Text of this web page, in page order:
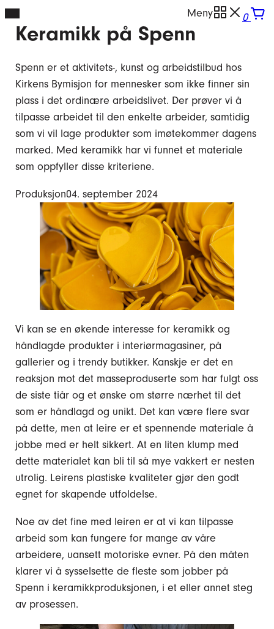
Hopp
Meny 0
Keramikk på Spenn
Spenn er et aktivitets-, kunst og arbeidstilbud hos
Kirkens Bymisjon for mennesker som ikke finner sin
plass i det ordinære arbeidslivet. Der prøver vi å
tilpasse arbeidet til den enkelte arbeider, samtidig
som vi vil lage produkter som imøtekommer dagens
marked. Med keramikk har vi funnet et materiale
som oppfyller disse kriteriene.
Produksjon04. september 2024
Vi kan se en økende interesse for keramikk og
håndlagde produkter i interiørmagasiner, på
gallerier og i trendy butikker. Kanskje er det en
reaksjon mot det masseproduserte som har fulgt oss
de siste tiår og et ønske om større nærhet til det
som er håndlagd og unikt. Det kan være flere svar
på dette, men at leire er et spennende materiale å
jobbe med er helt sikkert. At en liten klump med
dette materialet kan bli til så mye vakkert er nesten
utrolig. Leirens plastiske kvaliteter gjør den godt
egnet for skapende utfoldelse.
Noe av det fine med leiren er at vi kan tilpasse
arbeid som kan fungere for mange av våre
arbeidere, uansett motoriske evner. På den måten
klarer vi å sysselsette de fleste som jobber på
Spenn i keramikkproduksjonen, i et eller annet steg
av prosessen.